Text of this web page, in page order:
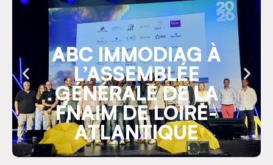
ABC IMMODIAG À
L’ASSEMBLÉE
GÉNÉRALE DE LA
FNAIM DE LOIRE-
ATLANTIQUE